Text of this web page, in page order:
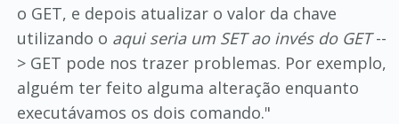
o GET, e depois atualizar o valor da chave
utilizando o aqui seria um SET ao invés do GET--
> GET pode nos trazer problemas. Por exemplo,
alguém ter feito alguma alteração enquanto
executávamos os dois comando."